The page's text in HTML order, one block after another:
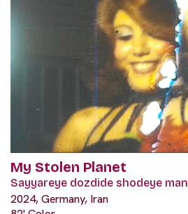
My Stolen Planet
Sayyareye dozdide shodeye man
2024, Germany, Iran